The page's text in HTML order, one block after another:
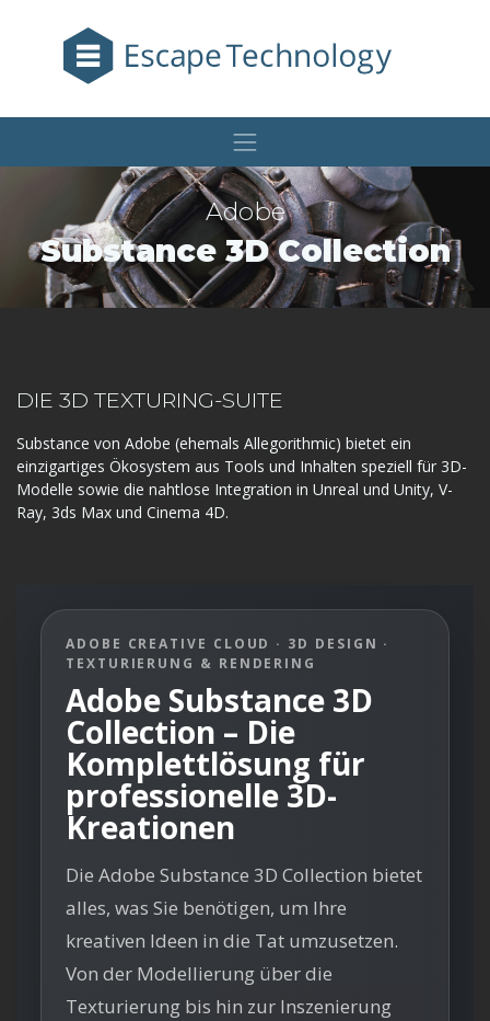
Adobe
Substance 3D Collection
DIE 3D TEXTURING-SUITE
Substance von Adobe (ehemals Allegorithmic) bietet ein
einzigartiges Ökosystem aus Tools und Inhalten speziell für 3D-
Modelle sowie die nahtlose Integration in Unreal und Unity, V-
Ray, 3ds Max und Cinema 4D.
ADOBE CREATIVE CLOUD · 3D DESIGN ·
TEXTURIERUNG & RENDERING
Adobe Substance 3D
Collection – Die
Komplettlösung für
professionelle 3D-
Kreationen
Die Adobe Substance 3D Collection bietet
alles, was Sie benötigen, um Ihre
kreativen Ideen in die Tat umzusetzen.
Von der Modellierung über die
Texturierung bis hin zur Inszenierung